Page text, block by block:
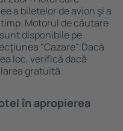
a biletelor de avion şi a
Motorul de căutare
disponibile pe
"Cazare". Dacă
loc, verifică dacă
gratuită.
în apropierea